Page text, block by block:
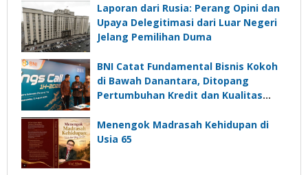
Laporan dari Rusia: Perang Opini dan
Upaya Delegitimasi dari Luar Negeri
Jelang Pemilihan Duma
BNI Catat Fundamental Bisnis Kokoh
di Bawah Danantara, Ditopang
Pertumbuhan Kredit dan Kualitas
Menengok Madrasah Kehidupan di
Usia 65